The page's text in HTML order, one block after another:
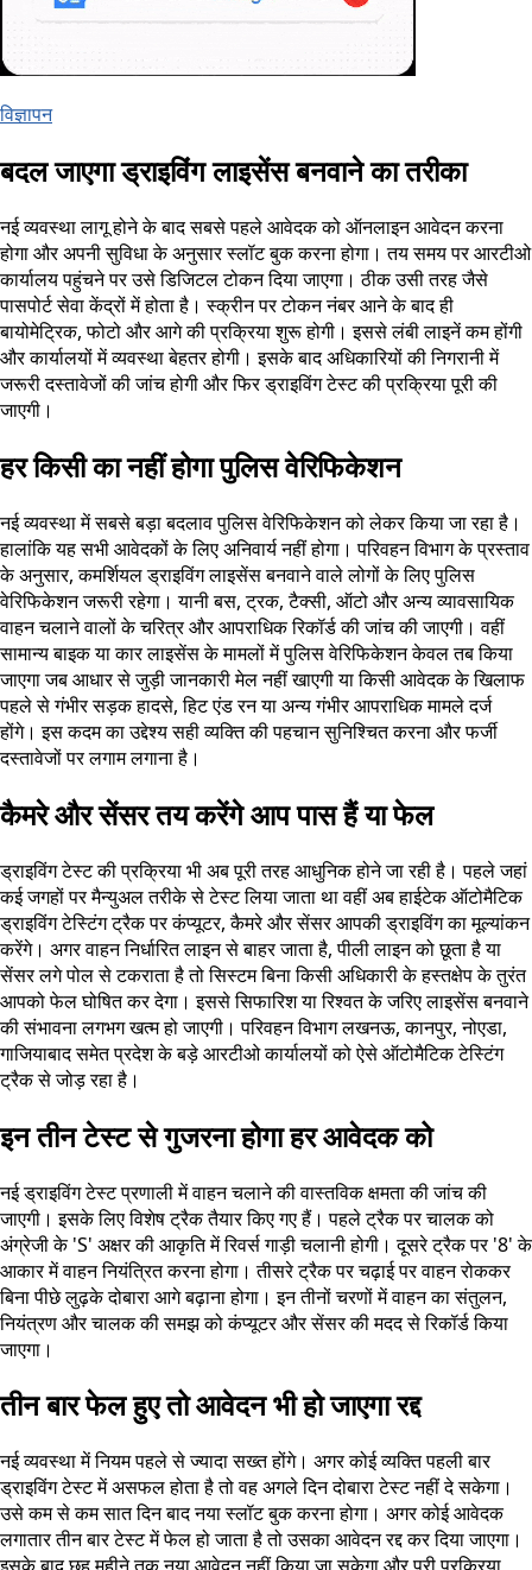
विज्ञापन
बदल जाएगा ड्राइविंग लाइसेंस बनवाने का तरीका
नई व्यवस्था लागू होने के बाद सबसे पहले आवेदक को ऑनलाइन आवेदन करना
होगा और अपनी सुविधा के अनुसार स्लॉट बुक करना होगा। तय समय पर आरटीओ
कार्यालय पहुंचने पर उसे डिजिटल टोकन दिया जाएगा। ठीक उसी तरह जैसे
पासपोर्ट सेवा केंद्रों में होता है। स्क्रीन पर टोकन नंबर आने के बाद ही
बायोमेट्रिक, फोटो और आगे की प्रक्रिया शुरू होगी। इससे लंबी लाइनें कम होंगी
और कार्यालयों में व्यवस्था बेहतर होगी। इसके बाद अधिकारियों की निगरानी में
जरूरी दस्तावेजों की जांच होगी और फिर ड्राइविंग टेस्ट की प्रक्रिया पूरी की
जाएगी।
हर किसी का नहीं होगा पुलिस वेरिफिकेशन
नई व्यवस्था में सबसे बड़ा बदलाव पुलिस वेरिफिकेशन को लेकर किया जा रहा है।
हालांकि यह सभी आवेदकों के लिए अनिवार्य नहीं होगा। परिवहन विभाग के प्रस्ताव
के अनुसार, कमर्शियल ड्राइविंग लाइसेंस बनवाने वाले लोगों के लिए पुलिस
वेरिफिकेशन जरूरी रहेगा। यानी बस, ट्रक, टैक्सी, ऑटो और अन्य व्यावसायिक
वाहन चलाने वालों के चरित्र और आपराधिक रिकॉर्ड की जांच की जाएगी। वहीं
सामान्य बाइक या कार लाइसेंस के मामलों में पुलिस वेरिफिकेशन केवल तब किया
जाएगा जब आधार से जुड़ी जानकारी मेल नहीं खाएगी या किसी आवेदक के खिलाफ
पहले से गंभीर सड़क हादसे, हिट एंड रन या अन्य गंभीर आपराधिक मामले दर्ज
होंगे। इस कदम का उद्देश्य सही व्यक्ति की पहचान सुनिश्चित करना और फर्जी
दस्तावेजों पर लगाम लगाना है।
कैमरे और सेंसर तय करेंगे आप पास हैं या फेल
ड्राइविंग टेस्ट की प्रक्रिया भी अब पूरी तरह आधुनिक होने जा रही है। पहले जहां
कई जगहों पर मैन्युअल तरीके से टेस्ट लिया जाता था वहीं अब हाईटेक ऑटोमैटिक
ड्राइविंग टेस्टिंग ट्रैक पर कंप्यूटर, कैमरे और सेंसर आपकी ड्राइविंग का मूल्यांकन
करेंगे। अगर वाहन निर्धारित लाइन से बाहर जाता है, पीली लाइन को छूता है या
सेंसर लगे पोल से टकराता है तो सिस्टम बिना किसी अधिकारी के हस्तक्षेप के तुरंत
आपको फेल घोषित कर देगा। इससे सिफारिश या रिश्वत के जरिए लाइसेंस बनवाने
की संभावना लगभग खत्म हो जाएगी। परिवहन विभाग लखनऊ, कानपुर, नोएडा,
गाजियाबाद समेत प्रदेश के बड़े आरटीओ कार्यालयों को ऐसे ऑटोमैटिक टेस्टिंग
ट्रैक से जोड़ रहा है।
इन तीन टेस्ट से गुजरना होगा हर आवेदक को
नई ड्राइविंग टेस्ट प्रणाली में वाहन चलाने की वास्तविक क्षमता की जांच की
जाएगी। इसके लिए विशेष ट्रैक तैयार किए गए हैं। पहले ट्रैक पर चालक को
अंग्रेजी के 'S' अक्षर की आकृति में रिवर्स गाड़ी चलानी होगी। दूसरे ट्रैक पर '8' के
आकार में वाहन नियंत्रित करना होगा। तीसरे ट्रैक पर चढ़ाई पर वाहन रोककर
बिना पीछे लुढ़के दोबारा आगे बढ़ाना होगा। इन तीनों चरणों में वाहन का संतुलन,
नियंत्रण और चालक की समझ को कंप्यूटर और सेंसर की मदद से रिकॉर्ड किया
जाएगा।
तीन बार फेल हुए तो आवेदन भी हो जाएगा रद्द
नई व्यवस्था में नियम पहले से ज्यादा सख्त होंगे। अगर कोई व्यक्ति पहली बार
ड्राइविंग टेस्ट में असफल होता है तो वह अगले दिन दोबारा टेस्ट नहीं दे सकेगा।
उसे कम से कम सात दिन बाद नया स्लॉट बुक करना होगा। अगर कोई आवेदक
लगातार तीन बार टेस्ट में फेल हो जाता है तो उसका आवेदन रद्द कर दिया जाएगा।